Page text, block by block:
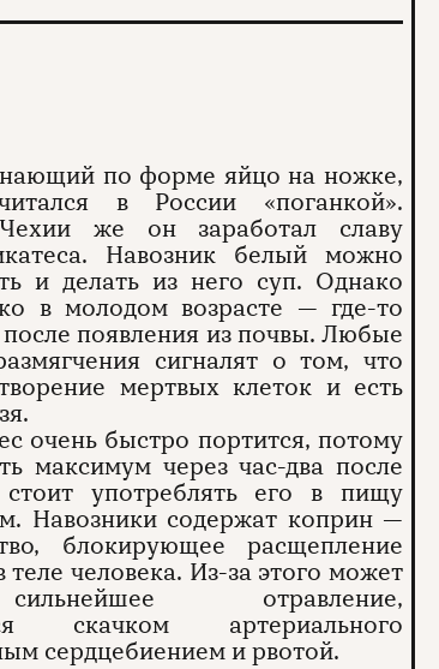
по форме яйцо на ножке,
в России «поганкой».
же он заработал славу
Навозник белый можно
и делать из него суп. Однако
в молодом возрасте — где-то
появления из почвы. Любые
сигналят о том, что
мертвых клеток и есть
очень быстро портится, потому
максимум через час-два после
употреблять его в пищу
Навозники содержат коприн —
блокирующее расщепление
теле человека. Из-за этого может
отравление,
скачком артериального
сердцебиением и рвотой.